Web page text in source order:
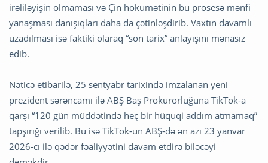
irəliləyişin olmaması və Çin hökumətinin bu prosesə mənfi
yanaşması danışıqları daha da çətinləşdirib. Vaxtın davamlı
uzadılması isə faktiki olaraq “son tarix” anlayışını mənasız
edib.
Nəticə etibarilə, 25 sentyabr tarixində imzalanan yeni
prezident sərəncamı ilə ABŞ Baş Prokurorluğuna TikTok-a
qarşı “120 gün müddətində heç bir hüquqi addım atmamaq”
tapşırığı verilib. Bu isə TikTok-un ABŞ-də ən azı 23 yanvar
2026-cı ilə qədər fəaliyyətini davam etdirə biləcəyi